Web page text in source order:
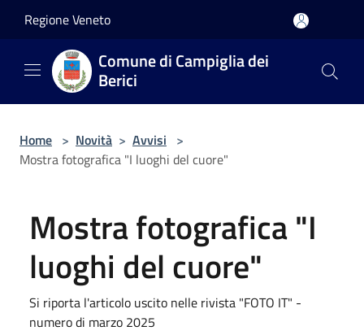
Regione Veneto
Comune di Campiglia dei
Berici
Home > Novità > Avvisi >
Mostra fotografica "I luoghi del cuore"
Mostra fotografica "I
luoghi del cuore"
Si riporta l'articolo uscito nelle rivista "FOTO IT" -
numero di marzo 2025